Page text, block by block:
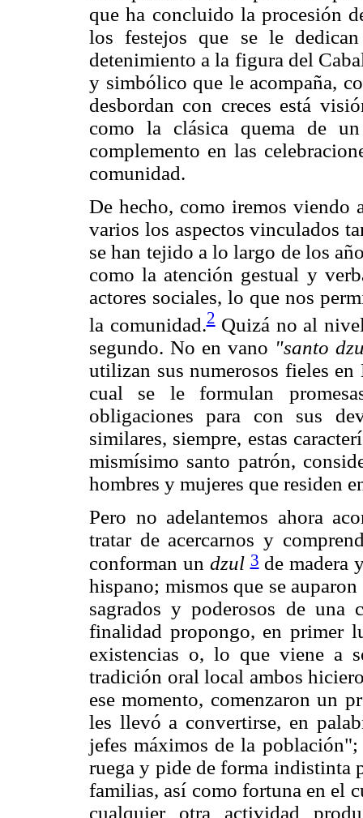
que ha concluido la procesión
los festejos que se le
detenimiento a la figura del
y simbólico que le acompaña,
desbordan con creces está
como la clásica quema de
complemento en las
comunidad.
De hecho, como iremos viendo
varios los aspectos vinculados
se han tejido a lo largo de los
como la atención gestual y
actores sociales, lo que nos
la comunidad.2Quizá no al
segundo. No en vano "santo
utilizan sus numerosos fieles
cual se le formulan
obligaciones para con sus
similares, siempre, estas
mismísimo santo patrón,
hombres y mujeres que residen
Pero no adelantemos ahora
tratar de acercarnos y
conforman un dzul 3de madera
hispano; mismos que se
sagrados y poderosos de una
finalidad propongo, en primer
existencias o, lo que viene a
tradición oral local ambos
ese momento, comenzaron un
les llevó a convertirse, en
jefes máximos de la
ruega y pide de forma indistinta
familias, así como fortuna en el
cualquier otra actividad